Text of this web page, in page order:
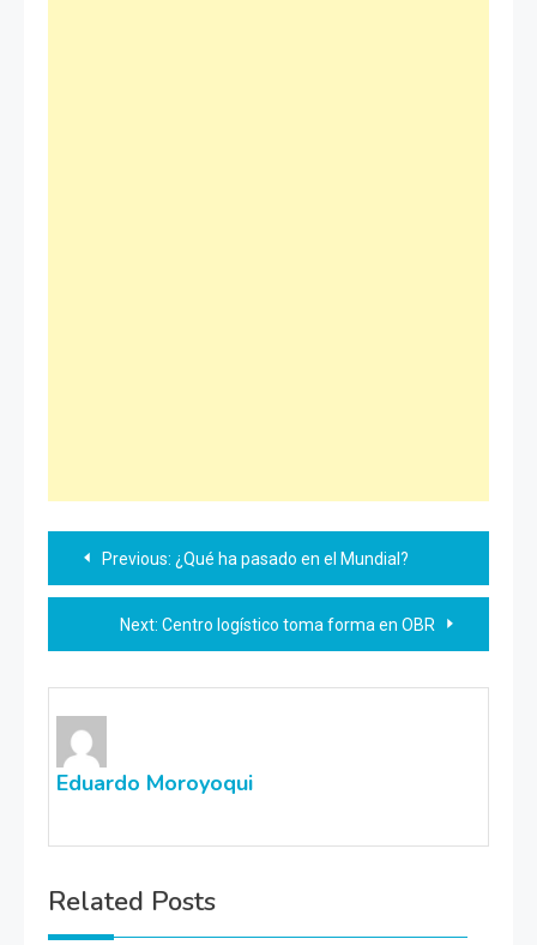
Navegación
de
entradas
Previous: ¿Qué ha pasado en el Mundial?
Next: Centro logístico toma forma en OBR
Eduardo Moroyoqui
Related Posts